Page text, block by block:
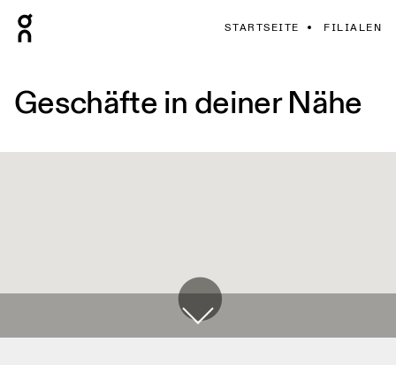
STARTSEITE FILIALEN
Geschäfte in deiner Nähe